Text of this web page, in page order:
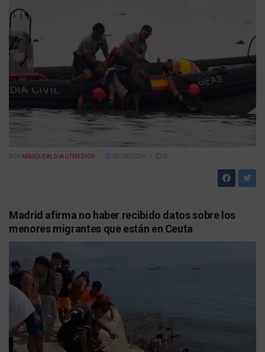
POR MASQUEALDIA UTMEDIOS 06/08/2026 0
Madrid afirma no haber recibido datos sobre los
menores migrantes que están en Ceuta